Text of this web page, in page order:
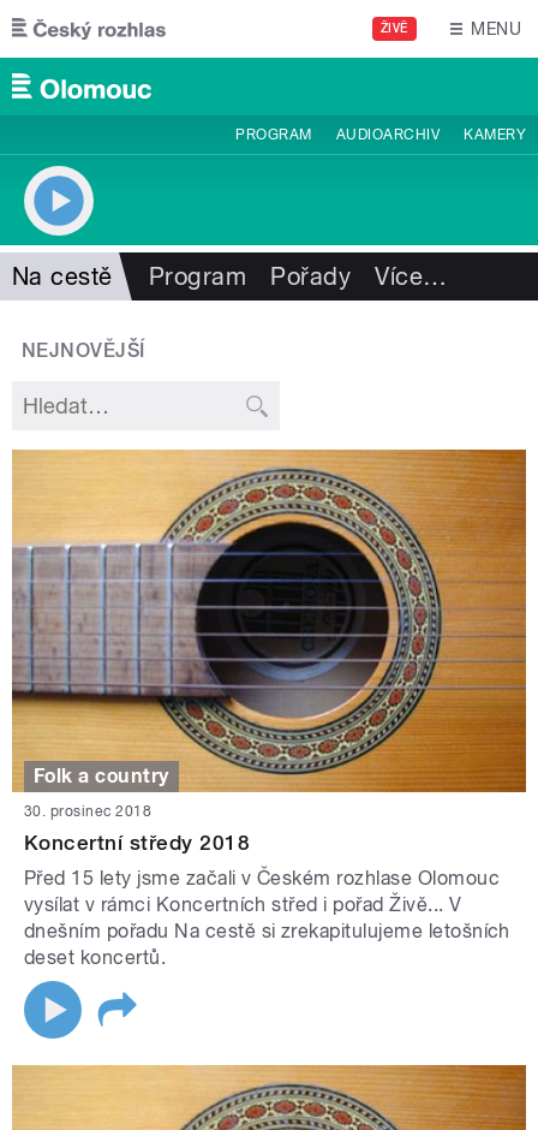
Přejít k hlavnímu obsahu
ŽIVĚ MENU
PROGRAM AUDIOARCHIV KAMERY
Na cestě Program Pořady Více…
NEJNOVĚJŠÍ
Folk a country
30. prosinec 2018
Koncertní středy 2018
Před 15 lety jsme začali v Českém rozhlase Olomouc
vysílat v rámci Koncertních střed i pořad Živě... V
dnešním pořadu Na cestě si zrekapitulujeme letošních
deset koncertů.